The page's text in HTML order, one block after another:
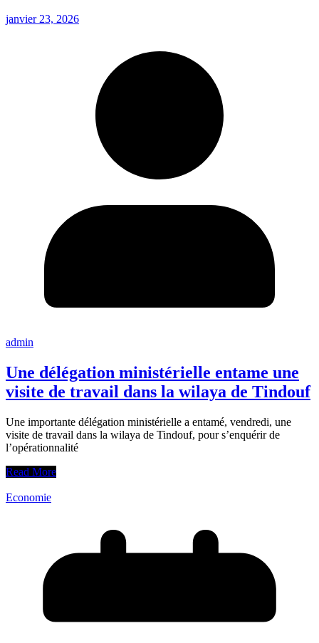
janvier 23, 2026
admin
Une délégation ministérielle entame une
visite de travail dans la wilaya de Tindouf
Une importante délégation ministérielle a entamé, vendredi, une
visite de travail dans la wilaya de Tindouf, pour s’enquérir de
l’opérationnalité
Read More
Economie